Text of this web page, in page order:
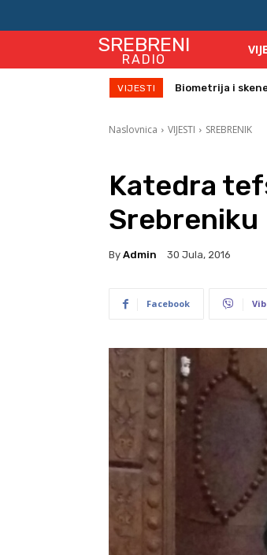
SREBRENI
RADIO
VIJESTI Počinje isplata
Naslovnica VIJESTI SREBRENIK
Katedra
Srebreniku
By Admin 30 Jula, 2016
Facebook